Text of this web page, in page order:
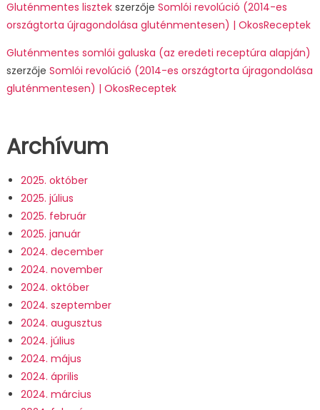
Gluténmentes lisztekszerzője Somlói revolúció (2014-es
országtorta újragondolása gluténmentesen) | OkosReceptek
Gluténmentes somlói galuska (az eredeti receptúra alapján)
szerzője Somlói revolúció (2014-es országtorta újragondolása
gluténmentesen) | OkosReceptek
Archívum
2025. október
2025. július
2025. február
2025. január
2024. december
2024. november
2024. október
2024. szeptember
2024. augusztus
2024. július
2024. május
2024. április
2024. március